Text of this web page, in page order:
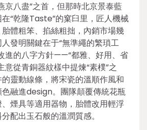
京八盡”之首，但那時北京景泰藍
“乾隆Taste”的窠臼里，匠人機械
體粗笨、掐絲粗拙，內銷市場幾
發明關鍵在于“無準繩的繁瑣工
進的八字方針——“都雅、好用、省
意從青銅器紋樣中提煉“素樸”之
靈動線條，將宋瓷的溫順作風和
融進design。團隊顛覆傳統花瓶
煙具等適用器物，胎體改用輕浮
配出玉石般的溫潤質感。